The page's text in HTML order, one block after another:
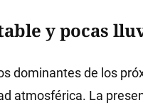
y pocas
dominantes de los
atmosférica. La